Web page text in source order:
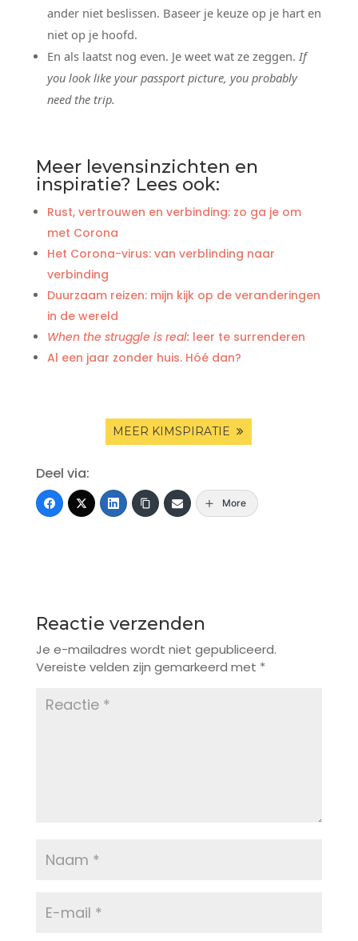
ander niet beslissen. Baseer je keuze op je hart en
niet op je hoofd.
En als laatst nog even. Je weet wat ze zeggen. If
you look like your passport picture, you probably
need the trip.
Meer levensinzichten en
inspiratie? Lees ook:
Rust, vertrouwen en verbinding: zo ga je om
met Corona
Het Corona-virus: van verblinding naar
verbinding
Duurzaam reizen: mijn kijk op de veranderingen
in de wereld
When the struggle is real: leer te surrenderen
Al een jaar zonder huis. Hóé dan?
MEER KIMSPIRATIE
Deel via:
More
Reactie verzenden
Je e-mailadres wordt niet gepubliceerd.
Vereiste velden zijn gemarkeerd met *